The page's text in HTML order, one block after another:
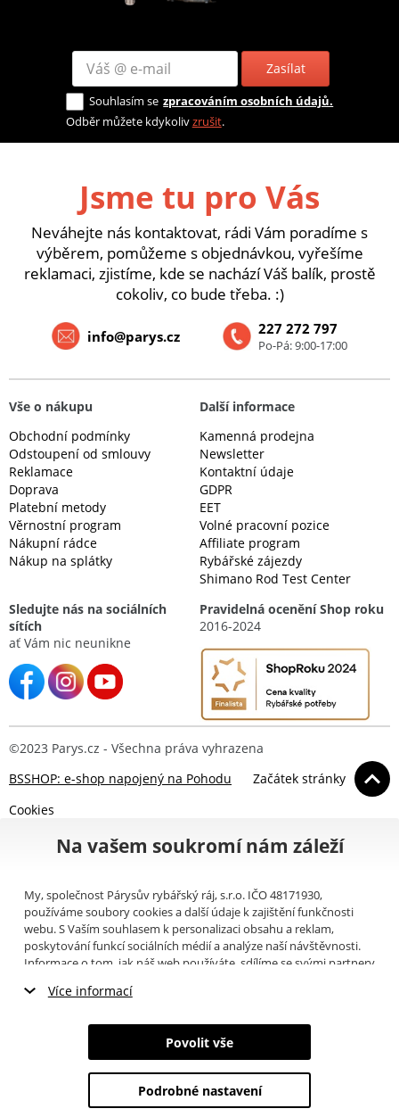
Zasílat
Souhlasím se zpracováním osobních údajů.
Odběr můžete kdykolivzrušit.
Jsme tu pro Vás
Neváhejte nás kontaktovat, rádi Vám poradíme s
výběrem, pomůžeme s objednávkou, vyřešíme
reklamaci, zjistíme, kde se nachází Váš balík, prostě
cokoliv, co bude třeba. :)
227 272 797
Po-Pá: 9:00-17:00
info@parys.cz
Vše o nákupu
Obchodní podmínky
Odstoupení od smlouvy
Reklamace
Doprava
Platební metody
Věrnostní program
Nákupní rádce
Nákup na splátky
Další informace
Kamenná prodejna
Newsletter
Kontaktní údaje
GDPR
EET
Volné pracovní pozice
Affiliate program
Rybářské zájezdy
Shimano Rod Test Center
Sledujte nás na sociálních
sítích
ať Vám nic neunikne
Pravidelná ocenění Shop roku
2016-2024
©2023 Parys.cz - Všechna práva vyhrazena
BSSHOP: e-shop napojený na Pohodu
Začátek stránky
Cookies
Na vašem soukromí nám záleží
My, společnost Párysův rybářský ráj, s.r.o. IČO 48171930,
používáme soubory cookies a další údaje k zajištění funkčnosti
webu. S Vaším souhlasem k personalizaci obsahu a reklam,
poskytování funkcí sociálních médií a analýze naší návštěvnosti.
Informace o tom, jak náš web používáte, sdílíme se svými partnery
můžete přečíst, jak tyto informace Google používá. Partneři tyto
poskytli nebo které získali v důsledku toho, že používáte jejich
služby. Tyto údaje zahrnují cookies, data z dalších úložišť, IP
adresu a další informace spojené s prohlížením webu. Svůj souhlas
Více informací
Nezbytné cookies
Marketingové cookies
Analytické cookies
Povolit vše
Podrobné nastavení